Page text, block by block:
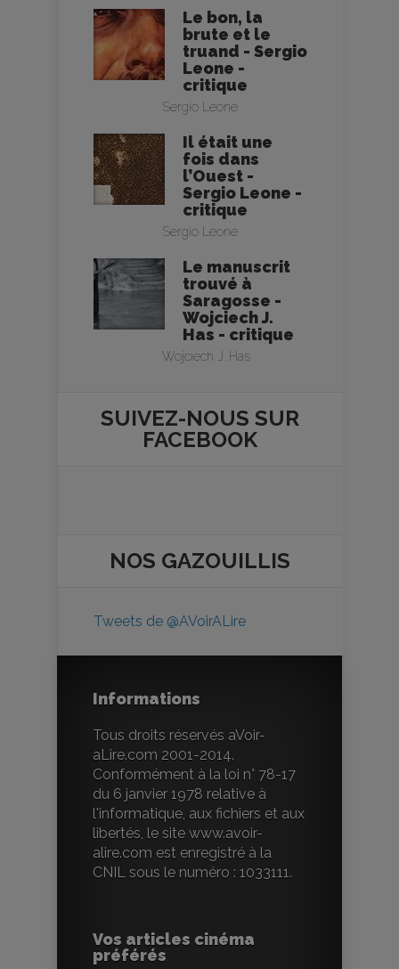
Le bon, la
brute et le
truand - Sergio
Leone -
critique
Sergio Leone
Il était une
fois dans
l’Ouest -
Sergio Leone -
critique
Sergio Leone
Le manuscrit
trouvé à
Saragosse -
Wojciech J.
Has - critique
Wojciech J. Has
SUIVEZ-NOUS SUR
FACEBOOK
NOS GAZOUILLIS
Tweets de @AVoirALire
Informations
Tous droits réservés aVoir-
aLire.com 2001-2014.
Conformément à la loi n° 78-17
du 6 janvier 1978 relative à
l'informatique, aux fichiers et aux
libertés, le site www.avoir-
alire.com est enregistré à la
CNIL sous le numéro : 1033111.
Vos articles cinéma
préférés